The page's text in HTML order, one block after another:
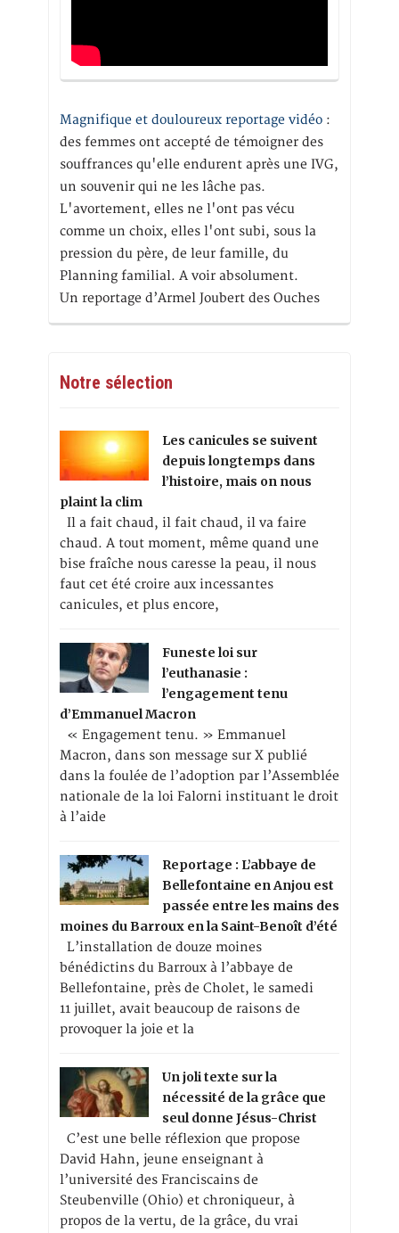
Magnifique et douloureux reportage vidéo :
des femmes ont accepté de témoigner des
souffrances qu'elle endurent après une IVG,
un souvenir qui ne les lâche pas.
L'avortement, elles ne l'ont pas vécu
comme un choix, elles l'ont subi, sous la
pression du père, de leur famille, du
Planning familial. A voir absolument.
Un reportage d’Armel Joubert des Ouches
Notre sélection
Les canicules se suivent
depuis longtemps dans
l’histoire, mais on nous
plaint la clim
Il a fait chaud, il fait chaud, il va faire
chaud. A tout moment, même quand une
bise fraîche nous caresse la peau, il nous
faut cet été croire aux incessantes
canicules, et plus encore,
Funeste loi sur
l’euthanasie :
l’engagement tenu
d’Emmanuel Macron
« Engagement tenu. » Emmanuel
Macron, dans son message sur X publié
dans la foulée de l’adoption par l’Assemblée
nationale de la loi Falorni instituant le droit
à l’aide
Reportage : L’abbaye de
Bellefontaine en Anjou est
passée entre les mains des
moines du Barroux en la Saint-Benoît d’été
L’installation de douze moines
bénédictins du Barroux à l’abbaye de
Bellefontaine, près de Cholet, le samedi
11 juillet, avait beaucoup de raisons de
provoquer la joie et la
Un joli texte sur la
nécessité de la grâce que
seul donne Jésus-Christ
C’est une belle réflexion que propose
David Hahn, jeune enseignant à
l’université des Franciscains de
Steubenville (Ohio) et chroniqueur, à
propos de la vertu, de la grâce, du vrai